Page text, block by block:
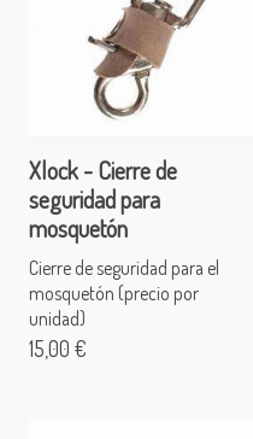
Xlock - Cierre de
seguridad para
mosquetón
Cierre de seguridad para el
mosquetón (precio por
unidad)
15,00 €